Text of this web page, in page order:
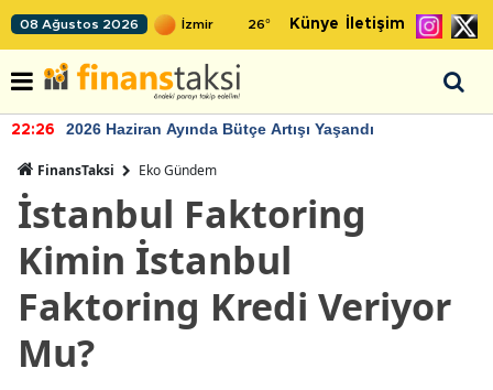
08 Ağustos 2026 26° Künye İletişim
22:26 2026 Haziran Ayında Bütçe Artışı Yaşandı
FinansTaksi Eko Gündem
İstanbul Faktoring
Kimin İstanbul
Faktoring Kredi Veriyor
Mu?